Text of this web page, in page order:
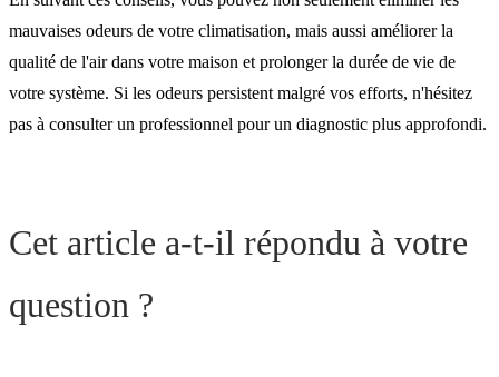
mauvaises odeurs de votre climatisation, mais aussi améliorer la
qualité de l'air dans votre maison et prolonger la durée de vie de
votre système. Si les odeurs persistent malgré vos efforts, n'hésitez
pas à consulter un professionnel pour un diagnostic plus approfondi.
Cet article a-t-il répondu à votre
question ?